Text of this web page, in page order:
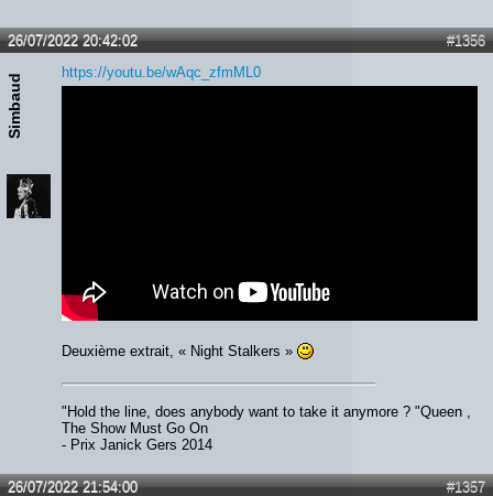
#1356
26/07/2022 20:42:02
Simbaud
https://youtu.be/wAqc_zfmML0
Deuxième extrait, « Night Stalkers »
"Hold the line, does anybody want to take it anymore ? "Queen ,
The Show Must Go On
- Prix Janick Gers 2014
#1357
26/07/2022 21:54:00